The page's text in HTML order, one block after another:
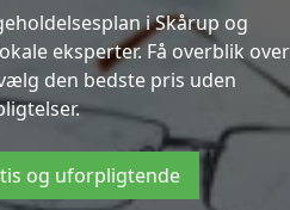
i Skårup og
eksperter. Få overblik over
den bedste pris uden
og uforpligtende